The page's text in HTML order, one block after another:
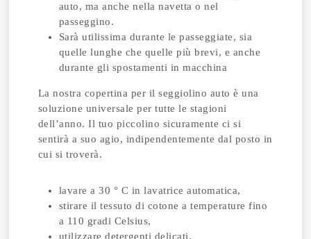
auto, ma anche nella navetta o nel
passeggino.
Sarà utilissima durante le passeggiate, sia
quelle lunghe che quelle più brevi, e anche
durante gli spostamenti in macchina
La nostra copertina per il seggiolino auto è una
soluzione universale per tutte le stagioni
dell’anno. Il tuo piccolino sicuramente ci si
sentirà a suo agio, indipendentemente dal posto in
cui si troverà.
lavare a 30 ° C in lavatrice automatica,
stirare il tessuto di cotone a temperature fino
a 110 gradi Celsius,
utilizzare detergenti delicati,